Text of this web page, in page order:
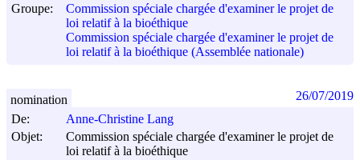
Groupe:
Commission spéciale chargée d'examiner le projet de
loi relatif à la bioéthique
Commission spéciale chargée d'examiner le projet de
loi relatif à la bioéthique (Assemblée nationale)
De:
Anne-Christine Lang
Objet:
Commission spéciale chargée d'examiner le projet de
loi relatif à la bioéthique
nomination 26/07/2019